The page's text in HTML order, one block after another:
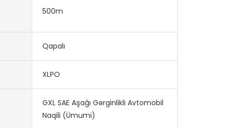
500m
Qapalı
XLPO
GXL SAE Aşağı Gərginlikli Avtomobil
Naqili (Ümumi)